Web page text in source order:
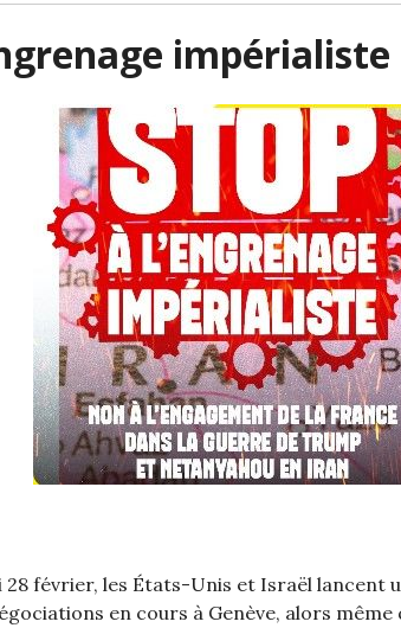
impérialiste
28 février, les États-Unis et Israël lancent
en cours à Genève, alors même